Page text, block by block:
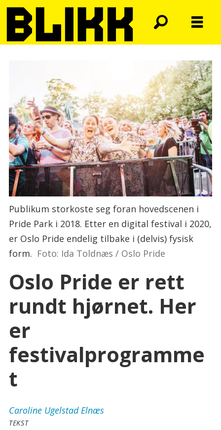
Publikum storkoste seg foran hovedscenen i
Pride Park i 2018. Etter en digital festival i 2020,
er Oslo Pride endelig tilbake i (delvis) fysisk
form. Foto: Ida Toldnæs / Oslo Pride
Oslo Pride er rett
rundt hjørnet. Her
er
festivalprogramme
t
Caroline Ugelstad Elnæs
TEKST